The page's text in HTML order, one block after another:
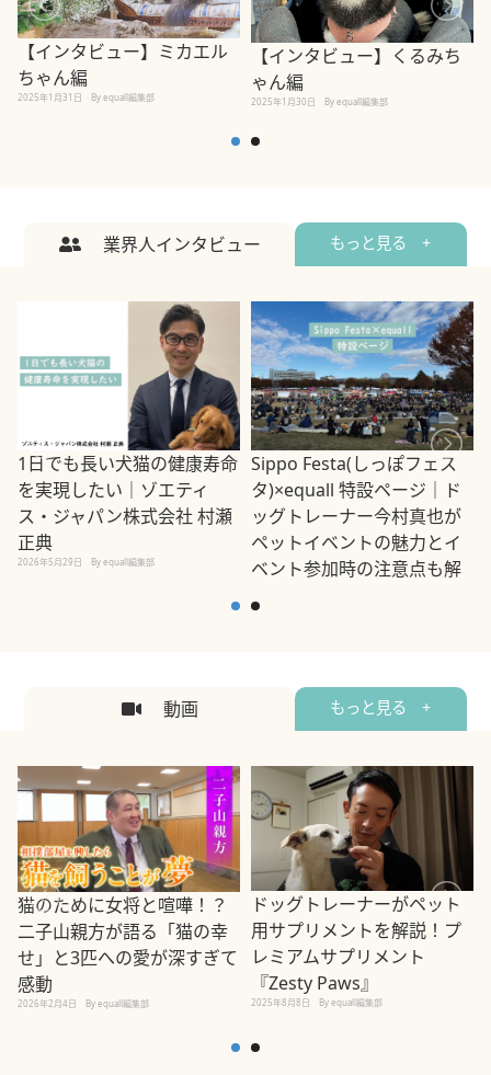
【インタビュー】ミカエル
ちゃん編
2025年1月31日 By equall編集部
【インタビュー】くるみち
ゃん編
2025年1月30日 By equall編集部
業界人インタビュー もっと見る +
1日でも長い犬猫の健康寿命
を実現したい｜ゾエティ
ス・ジャパン株式会社 村瀬
正典
2026年5月29日 By equall編集部
Sippo Festa(しっぽフェス
タ)×equall 特設ページ｜ド
ッグトレーナー今村真也が
ペットイベントの魅力とイ
ベント参加時の注意点も解
2026年5月12日
動画 もっと見る +
猫のために女将と喧嘩！？
二子山親方が語る「猫の幸
せ」と3匹への愛が深すぎて
感動
2026年2月4日 By equall編集部
ドッグトレーナーがペット
用サプリメントを解説！プ
レミアムサプリメント
『Zesty Paws』
2025年8月8日 By equall編集部